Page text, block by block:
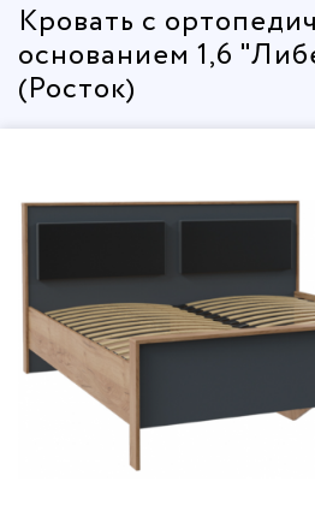
Кровать с
основанием 1,6
(Росток)